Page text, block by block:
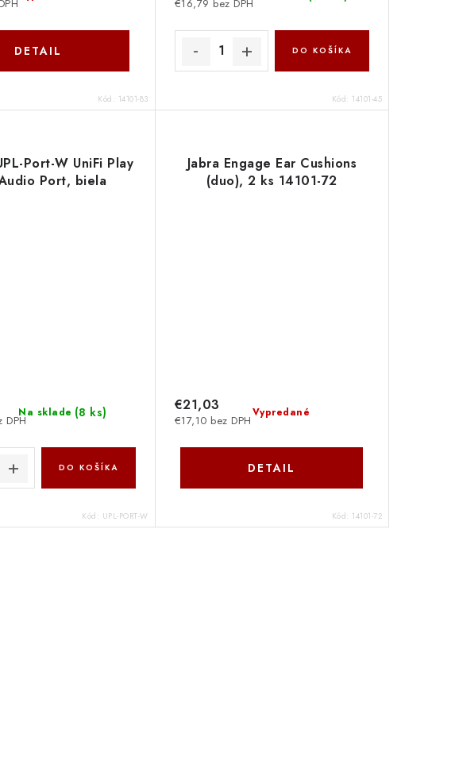
DETAIL
Kód: 14101-83
€16,79 bez DPH
DO KOŠÍKA
Kód: 14101-45
Port-W UniFi Play
Port, biela
Na sklade (8 ks)
DO KOŠÍKA
Kód: UPL-PORT-W
Jabra Engage Ear Cushions
(duo), 2 ks 14101-72
Vypredané
€17,10 bez DPH
€21,03
DETAIL
Kód: 14101-72